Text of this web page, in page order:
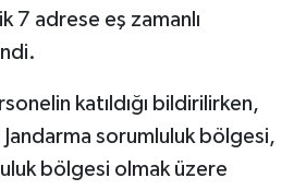
7 adrese eş zamanlı
katıldığı bildirilirken,
sorumluluk bölgesi,
bölgesi olmak üzere